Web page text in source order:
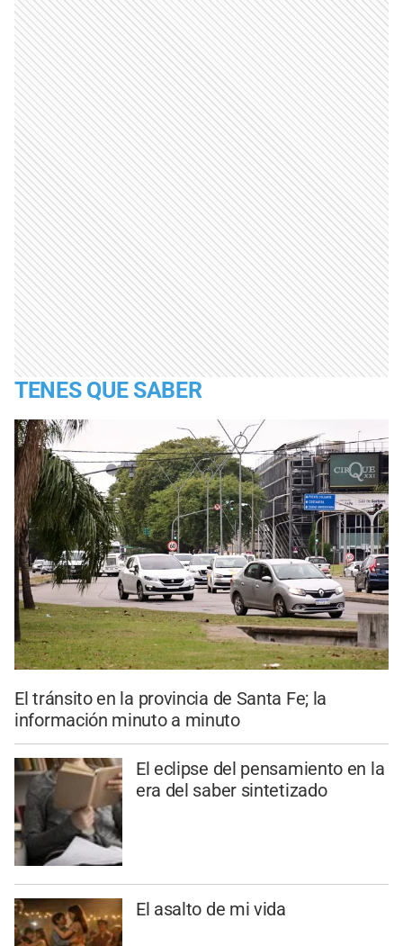
TENES QUE SABER
El tránsito en la provincia de Santa Fe; la
información minuto a minuto
El eclipse del pensamiento en la
era del saber sintetizado
El asalto de mi vida